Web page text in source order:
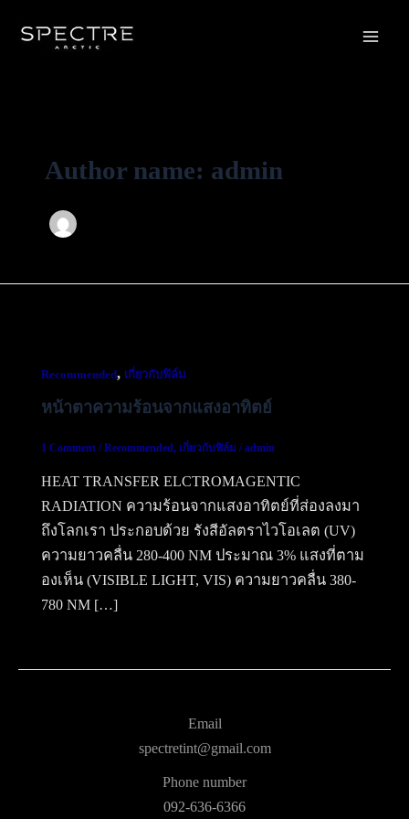
Author name: admin
Recommended, เกี่ยวกับฟิล์ม
หน้าตาความร้อนจากแสงอาทิตย์
1 Comment /Recommended, เกี่ยวกับฟิล์ม /admin
HEAT TRANSFER ELCTROMAGENTIC
RADIATION ความร้อนจากแสงอาทิตย์ที่ส่องลงมา
ถึงโลกเรา ประกอบด้วย รังสีอัลตราไวโอเลต (UV)
ความยาวคลื่น 280-400 NM ประมาณ 3% แสงที่ตาม
องเห็น (VISIBLE LIGHT, VIS) ความยาวคลื่น 380-
780 NM […]
Email
spectretint@gmail.com
Phone number
092-636-6366